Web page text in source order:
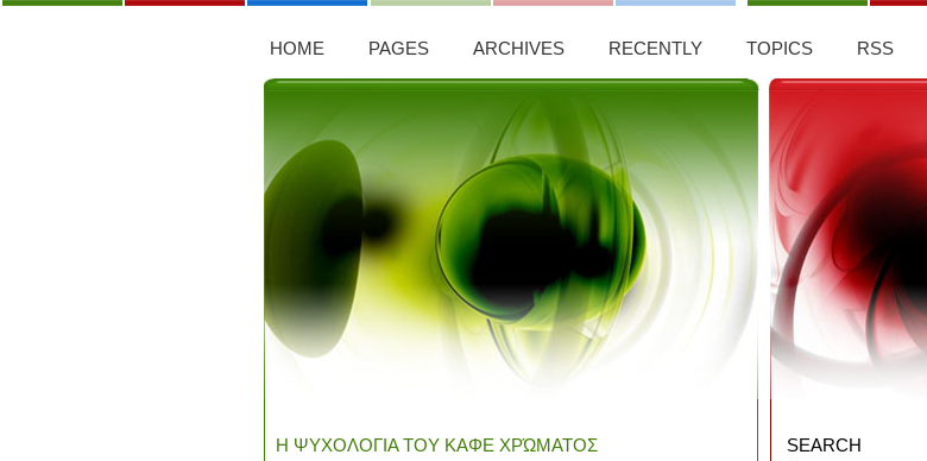
HOME PAGES ARCHIVES RECENTLY TOPICS RSS
Η ΨΥΧΟΛΟΓΙΑ ΤΟΥ ΚΑΦΕ ΧΡΏΜΑΤΟΣ SEARCH